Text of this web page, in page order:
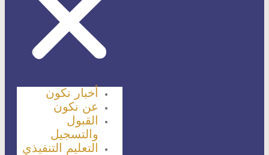
أخبار نكون
عن نكون
القبول
والتسجيل
التعليم التنفيذي